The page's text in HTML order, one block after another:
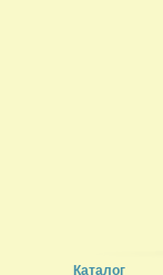
Каталог